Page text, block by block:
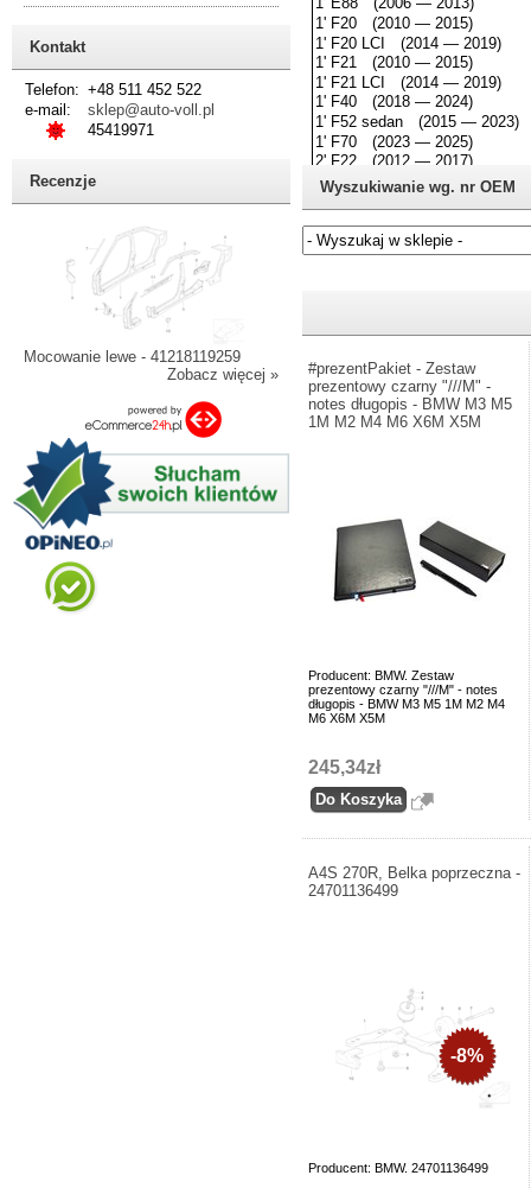
Kontakt
Telefon: +48 511 452 522
e-mail:
sklep@auto-voll.pl
45419971
Recenzje
Mocowanie lewe - 41218119259
Zobacz więcej »
Wyszukiwanie wg. nr OEM
#prezentPakiet - Zestaw
prezentowy czarny "///M" -
notes długopis - BMW M3 M5
1M M2 M4 M6 X6M X5M
Producent: BMW. Zestaw
prezentowy czarny "///M" - notes
długopis - BMW M3 M5 1M M2 M4
M6 X6M X5M
245,34zł
A4S 270R, Belka poprzeczna -
24701136499
Producent: BMW. 24701136499
-8%